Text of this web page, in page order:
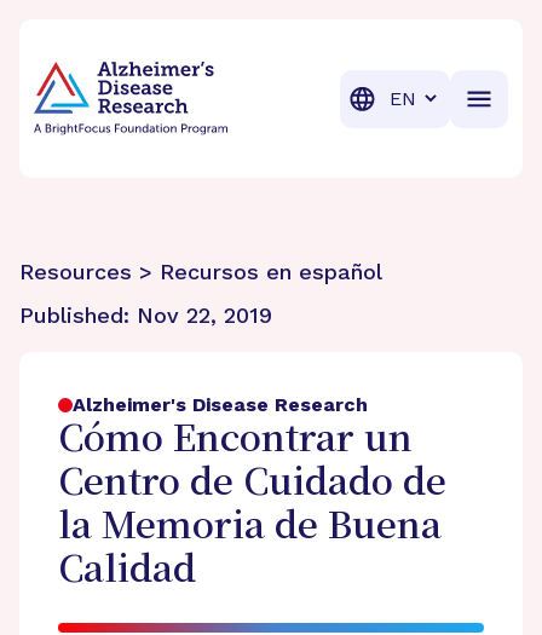
Translation
Resources > Recursos en español
Published: Nov 22, 2019
Alzheimer's Disease Research
Cómo Encontrar un
Centro de Cuidado de
la Memoria de Buena
Calidad